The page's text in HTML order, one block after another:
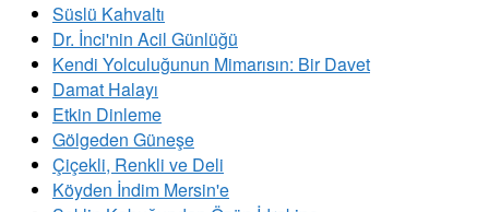
Süslü Kahvaltı
Dr. İnci'nin Acil Günlüğü
Kendi Yolculuğunun Mimarısın: Bir Davet
Damat Halayı
Etkin Dinleme
Gölgeden Güneşe
Çiçekli, Renkli ve Deli
Köyden İndim Mersin'e